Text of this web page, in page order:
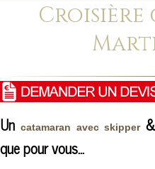
Croisière
Uncatamaran avec skipper&
que pour vous…